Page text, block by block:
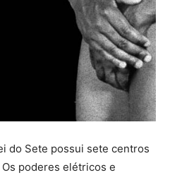
do Sete possui sete centros
poderes elétricos e